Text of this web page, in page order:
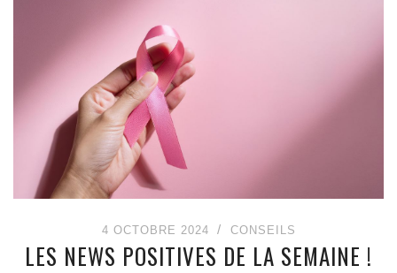
4 OCTOBRE 2024 CONSEILS
LES NEWS POSITIVES DE LA SEMAINE !